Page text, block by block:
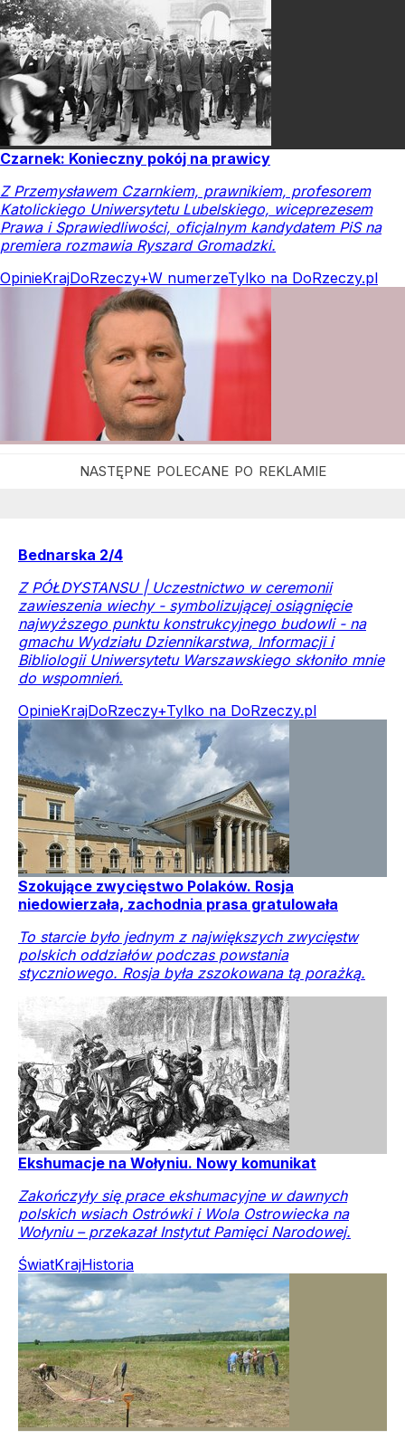
Czarnek: Konieczny pokój na prawicy
Z Przemysławem Czarnkiem, prawnikiem, profesorem
Katolickiego Uniwersytetu Lubelskiego, wiceprezesem
Prawa i Sprawiedliwości, oficjalnym kandydatem PiS na
premiera rozmawia Ryszard Gromadzki.
OpinieKrajDoRzeczy+W numerzeTylko na DoRzeczy.pl
Bednarska 2/4
Z PÓŁDYSTANSU | Uczestnictwo w ceremonii
zawieszenia wiechy - symbolizującej osiągnięcie
najwyższego punktu konstrukcyjnego budowli - na
gmachu Wydziału Dziennikarstwa, Informacji i
Bibliologii Uniwersytetu Warszawskiego skłoniło mnie
do wspomnień.
OpinieKrajDoRzeczy+Tylko na DoRzeczy.pl
Szokujące zwycięstwo Polaków. Rosja
niedowierzała, zachodnia prasa gratulowała
To starcie było jednym z największych zwycięstw
polskich oddziałów podczas powstania
styczniowego. Rosja była zszokowana tą porażką.
Ekshumacje na Wołyniu. Nowy komunikat
Zakończyły się prace ekshumacyjne w dawnych
polskich wsiach Ostrówki i Wola Ostrowiecka na
Wołyniu – przekazał Instytut Pamięci Narodowej.
ŚwiatKrajHistoria